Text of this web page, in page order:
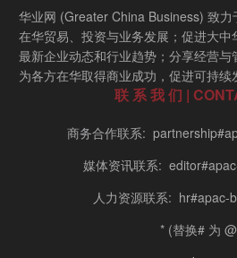
华业网 (Greater China Business) 致
在华贸易、投资与业务发展；促进大
最新企业动态和行业趋势；分享经营与
为各方在华取得商业成功，促进可持续
联 系 我 们 |
商务合作联系:
媒体资讯联系:
人力资源联系: hr#apac-
* (替换# 为